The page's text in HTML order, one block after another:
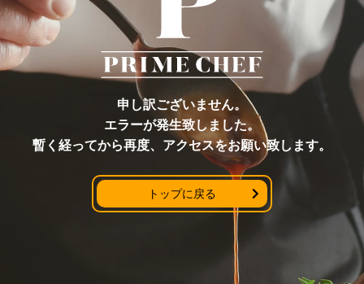
申し訳ございません。
エラーが発生致しました。
暫く経ってから再度、アクセスをお願い致します。
トップに戻る